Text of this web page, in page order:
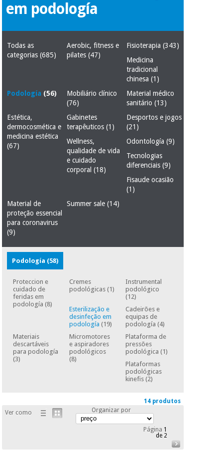
Novidades
Ofertas
Fisaude
Tech
Academy
Medicina
Mobiliário
Gabinetes
Material de
proteção
essencial
fitness
pilates
e jogos
sanitário
Veterinária
Ortopedia
Instrumental
Novidades
Outlet
Fisaude
Aluguer
Material
chinesa
Mobiliário
clínico
Material de
proteção
essencial
para
coronavirus
fitness e
pilates
e jogos
Veterinária
em podología
Todas as
categorias (685)
Aerobic, fitness e
pilates (47)
Fisioterapia(343)
Medicina
tradicional
chinesa(1)
Podología (56)
Mobiliário clínico
(76)
Material médico
sanitário(13)
Estética,
dermocosmética e
medicina estética
(67)
Gabinetes
terapêuticos (1)
Desportos e jogos
(21)
Wellness,
qualidade de vida
e cuidado
corporal (18)
Odontología(9)
Tecnologias
diferenciais(9)
Fisaude ocasião
(1)
Material de
proteção essencial
para coronavirus
(9)
Summer sale (14)
Podología (58)
Proteccion e
cuidado de
feridas em
podología (8)
Cremes
podológicas (1)
Instrumental
podológico
(12)
Esterilização e
desinfeção em
podología (19)
Cadeirões e
equipas de
podología (4)
Materiais
descartáveis
para podología
(3)
Micromotores
e aspiradores
podológicos
(8)
Plataforma de
pressões
podológica (1)
Plataformas
podológicas
kinefis (2)
14 produtos
Ver como
Organizar por
Página 1
de 2